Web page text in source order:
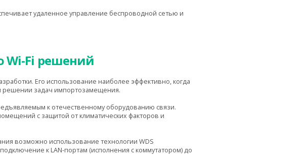
удаленное управление беспроводной сетью и
Wi-Fi решений
Его использование наиболее эффективно, когда
решении задач импортозамещения.
к отечественному оборудованию связи.
с защитой от климатических факторов и
возможно использование технологии WDS
к LAN-портам (исполнения с коммутатором) до